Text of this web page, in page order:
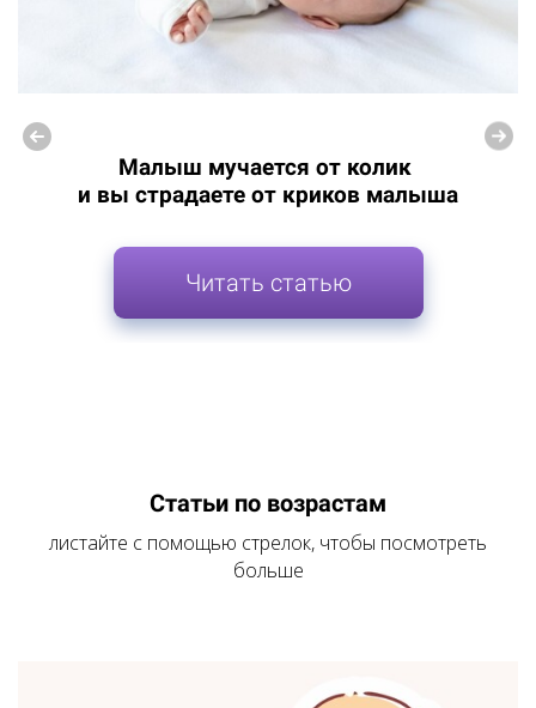
Малыш мучается от колик
и вы страдаете от криков малыша
Читать статью
Статьи по возрастам
листайте с помощью стрелок, чтобы посмотреть
больше